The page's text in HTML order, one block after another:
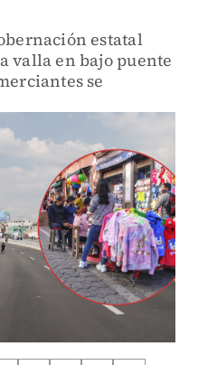
estatal
valla en bajo puente
se